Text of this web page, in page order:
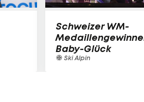
Schweizer WM-
Medaillengewinner
Baby-Glück
Ski Alpin